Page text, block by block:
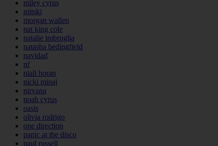
miley cyrus
mitski
morgan wallen
nat king cole
natalie imbruglia
natasha bedingfield
navidad
nf
niall horan
nicki minaj
nirvana
noah cyrus
oasis
olivia rodrigo
one direction
panic at the disco
paul russell